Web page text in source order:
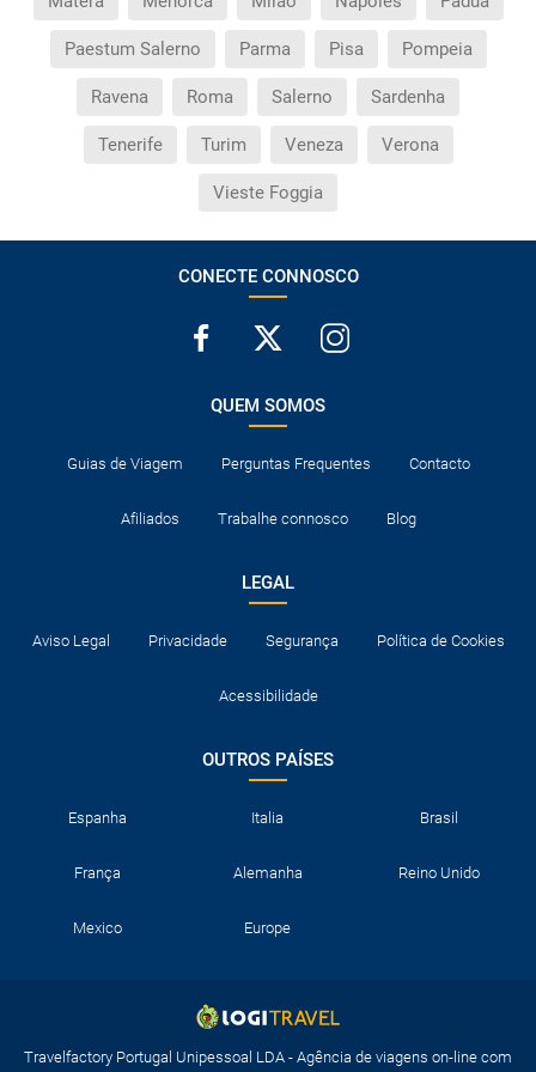
Paestum Salerno Parma Pisa Pompeia
Ravena Roma Salerno Sardenha
Tenerife Turim Veneza Verona
Vieste Foggia
CONECTE CONNOSCO
QUEM SOMOS
Guias de Viagem Perguntas Frequentes Contacto
Afiliados Trabalhe connosco Blog
LEGAL
Aviso Legal Privacidade Segurança Política de Cookies
Acessibilidade
OUTROS PAÍSES
Espanha Italia Brasil
França Alemanha Reino Unido
Mexico Europe
Travelfactory Portugal Unipessoal LDA - Agência de viagens on-line com